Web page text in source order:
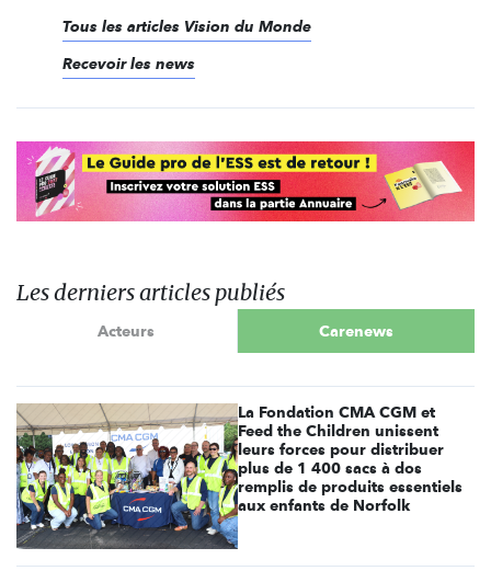
Tous les articles Vision du Monde
Recevoir les news
Les derniers articles publiés
Acteurs Carenews
La Fondation CMA CGM et
Feed the Children unissent
leurs forces pour distribuer
plus de 1 400 sacs à dos
remplis de produits essentiels
aux enfants de Norfolk